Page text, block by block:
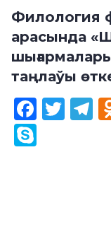
Филология
арасында
таңлаўы